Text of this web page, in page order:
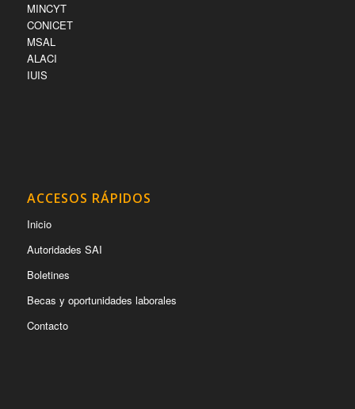
MINCYT
CONICET
MSAL
ALACI
IUIS
ACCESOS RÁPIDOS
Inicio
Autoridades SAI
Boletines
Becas y oportunidades laborales
Contacto